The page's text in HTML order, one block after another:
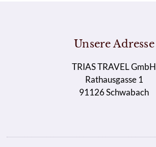
Unsere Adresse
TRIAS TRAVEL GmbH
Rathausgasse 1
91126 Schwabach